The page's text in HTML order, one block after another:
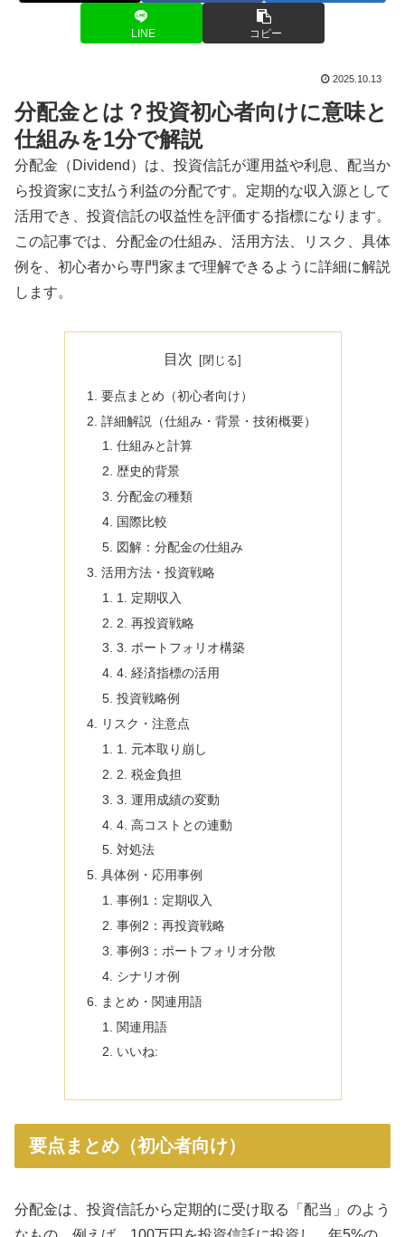
LINE コピー
2025.10.13
分配金とは？投資初心者向けに意味と
仕組みを1分で解説
分配金（Dividend）は、投資信託が運用益や利息、配当か
ら投資家に支払う利益の分配です。定期的な収入源として
活用でき、投資信託の収益性を評価する指標になります。
この記事では、分配金の仕組み、活用方法、リスク、具体
例を、初心者から専門家まで理解できるように詳細に解説
します。
目次
要点まとめ（初心者向け）
詳細解説（仕組み・背景・技術概要）
仕組みと計算
歴史的背景
分配金の種類
国際比較
図解：分配金の仕組み
活用方法・投資戦略
1. 定期収入
2. 再投資戦略
3. ポートフォリオ構築
4. 経済指標の活用
投資戦略例
リスク・注意点
1. 元本取り崩し
2. 税金負担
3. 運用成績の変動
4. 高コストとの連動
対処法
具体例・応用事例
事例1：定期収入
事例2：再投資戦略
事例3：ポートフォリオ分散
シナリオ例
まとめ・関連用語
関連用語
いいね:
要点まとめ（初心者向け）
分配金は、投資信託から定期的に受け取る「配当」のよう